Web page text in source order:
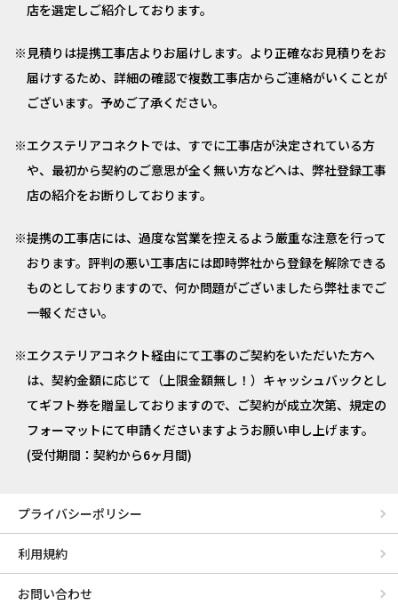
店を選定しご紹介しております。
見積りは提携工事店よりお届けします。より正確なお見積りをお
届けするため、詳細の確認で複数工事店からご連絡がいくことが
ございます。予めご了承ください。
エクステリアコネクトでは、すでに工事店が決定されている方
や、最初から契約のご意思が全く無い方などへは、弊社登録工事
店の紹介をお断りしております。
提携の工事店には、過度な営業を控えるよう厳重な注意を行って
おります。評判の悪い工事店には即時弊社から登録を解除できる
ものとしておりますので、何か問題がございましたら弊社までご
一報ください。
エクステリアコネクト経由にて工事のご契約をいただいた方へ
は、契約金額に応じて（上限金額無し！）キャッシュバックとし
てギフト券を贈呈しておりますので、ご契約が成立次第、規定の
フォーマットにて申請くださいますようお願い申し上げます。
(受付期間：契約から6ヶ月間)
プライバシーポリシー
利用規約
お問い合わせ